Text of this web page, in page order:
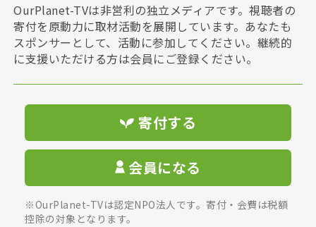
OurPlanet-TVは非営利の独立メディアです。視聴者の
寄付を原動力に取材活動を展開しています。あなたも
スポンサーとして、活動に参加してください。継続的
に支援いただける方は会員にご登録ください。
寄付する
会員になる
※OurPlanet-TVは認定NPO法人です。寄付・会費は税額
控除の対象となります。